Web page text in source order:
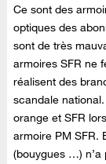
Ce sont des
optiques des
sont de très
armoires SFR ne
réalisent des
scandale
orange et SFR
armoire PM SFR.
(bouygues …) n’a